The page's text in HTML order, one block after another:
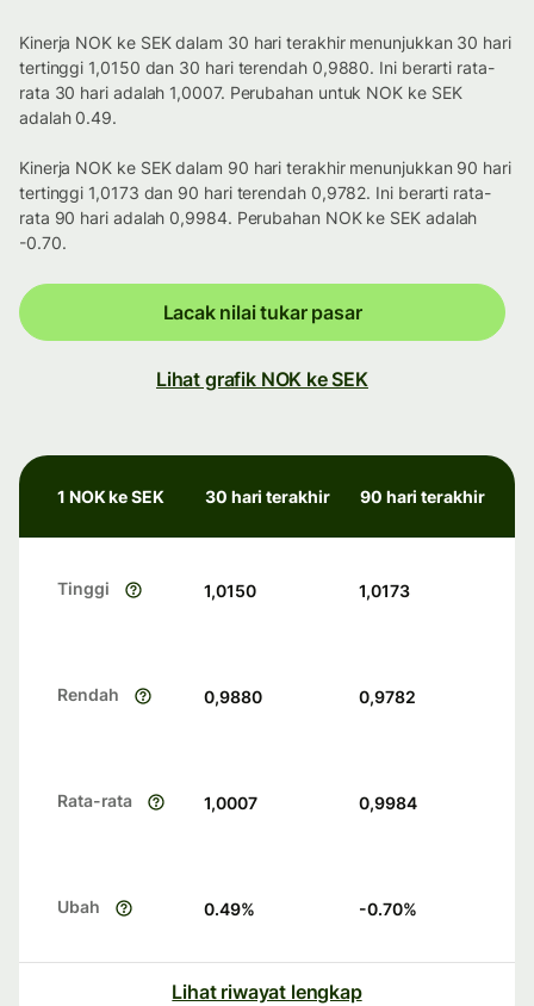
Kinerja NOK ke SEK dalam 30 hari terakhir menunjukkan 30 hari
tertinggi 1,0150 dan 30 hari terendah 0,9880. Ini berarti rata-
rata 30 hari adalah 1,0007. Perubahan untuk NOK ke SEK
adalah 0.49.
Kinerja NOK ke SEK dalam 90 hari terakhir menunjukkan 90 hari
tertinggi 1,0173 dan 90 hari terendah 0,9782. Ini berarti rata-
rata 90 hari adalah 0,9984. Perubahan NOK ke SEK adalah
-0.70.
Lacak nilai tukar pasar
Lihat grafik NOK ke SEK
1 NOK ke SEK 30 hari terakhir 90 hari terakhir
Tinggi 1,0150 1,0173
Rendah 0,9880 0,9782
Rata-rata 1,0007 0,9984
Ubah 0.49% -0.70%
Lihat riwayat lengkap